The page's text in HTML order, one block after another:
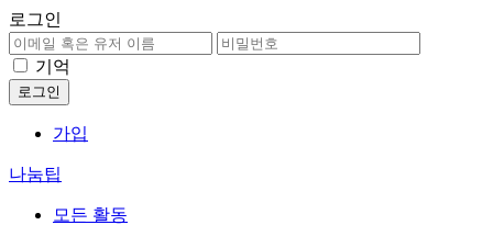
로그인
기억
가입
나눔팁
모든 활동